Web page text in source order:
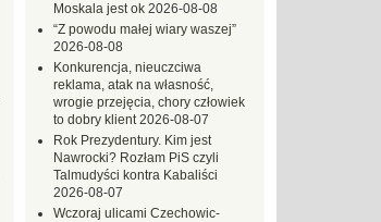
Moskala jest ok 2026-08-08
“Z powodu małej wiary waszej”
2026-08-08
Konkurencja, nieuczciwa
reklama, atak na własność,
wrogie przejęcia, chory człowiek
to dobry klient 2026-08-07
Rok Prezydentury. Kim jest
Nawrocki? Rozłam PiS czyli
Talmudyści kontra Kabaliści
2026-08-07
Wczoraj ulicami Czechowic-